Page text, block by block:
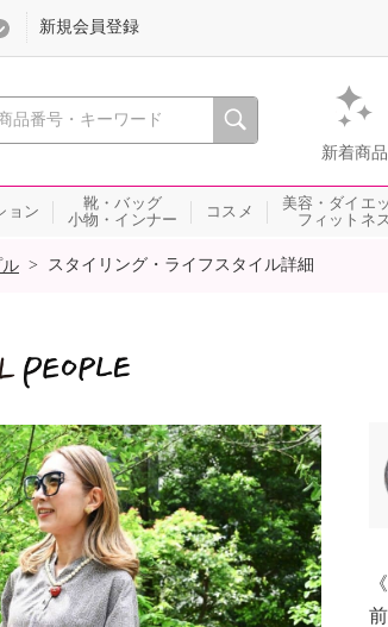
心おどる、瞬間を。通販・テレビショッピ
新着商品
新規会員登録
ョン
靴・バッグ
小物・インナー
コスメ
美容・ダイエ
フィットネス
ル > スタイリング・ライフスタイル詳細